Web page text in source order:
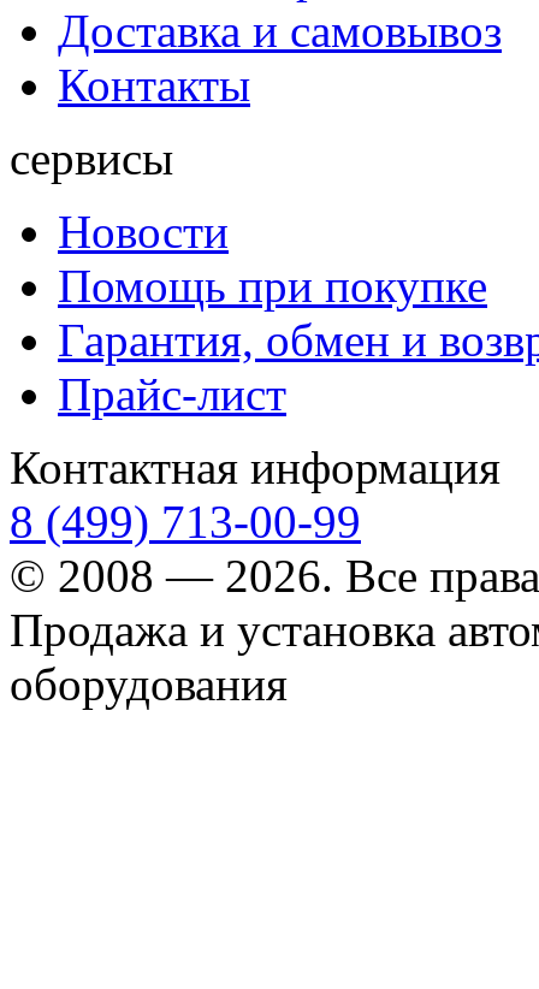
Доставка и самовывоз
Контакты
сервисы
Новости
Помощь при покупке
Гарантия, обмен и
Прайс-лист
Контактная информация
8 (499) 713-00-99
© 2008 — 2026. Все
Продажа и установка
оборудования